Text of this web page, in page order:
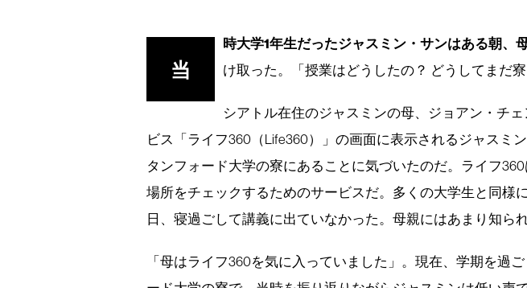
当
時大学1年生だったジャスミン・サンはある朝、
け取った。「授業はどうしたの？ どうしてまだ寮
シアトル在住のジャスミンの母、ジョアン・チ
ビス「ライフ360（Life360）」の画面に表示されるジャスミ
タンフォード大学の寮にあることに気づいたのだ。ライフ
場所をチェックするためのサービスだ。多くの大学生と同様
日、寝過ごして講義に出ていなかった。母親にはあまり知ら
「母はライフ360を気に入っていました」。現在、学期を過